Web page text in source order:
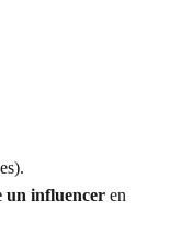
un influencer en